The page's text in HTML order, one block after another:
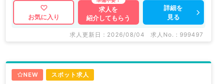
お気に入り
求人を
紹介してもらう
詳細を
見る
求人更新日 : 2026/08/04 求人No. : 999497
NEW スポット求人